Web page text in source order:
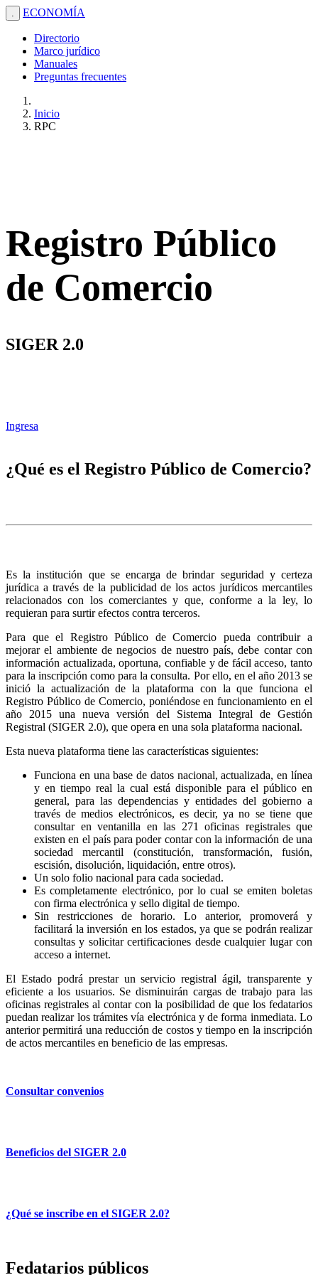
. ECONOMÍA
Directorio
Marco jurídico
Manuales
Preguntas frecuentes
Inicio
RPC
Registro Público
de Comercio
SIGER 2.0
Ingresa
¿Qué es el Registro Público de Comercio?
Es la institución que se encarga de brindar seguridad y certeza
jurídica a través de la publicidad de los actos jurídicos mercantiles
relacionados con los comerciantes y que, conforme a la ley, lo
requieran para surtir efectos contra terceros.
Para que el Registro Público de Comercio pueda contribuir a
mejorar el ambiente de negocios de nuestro país, debe contar con
información actualizada, oportuna, confiable y de fácil acceso, tanto
para la inscripción como para la consulta. Por ello, en el año 2013 se
inició la actualización de la plataforma con la que funciona el
Registro Público de Comercio, poniéndose en funcionamiento en el
año 2015 una nueva versión del Sistema Integral de Gestión
Registral (SIGER 2.0), que opera en una sola plataforma nacional.
Esta nueva plataforma tiene las características siguientes:
Funciona en una base de datos nacional, actualizada, en línea
y en tiempo real la cual está disponible para el público en
general, para las dependencias y entidades del gobierno a
través de medios electrónicos, es decir, ya no se tiene que
consultar en ventanilla en las 271 oficinas registrales que
existen en el país para poder contar con la información de una
sociedad mercantil (constitución, transformación, fusión,
escisión, disolución, liquidación, entre otros).
Un solo folio nacional para cada sociedad.
Es completamente electrónico, por lo cual se emiten boletas
con firma electrónica y sello digital de tiempo.
Sin restricciones de horario. Lo anterior, promoverá y
facilitará la inversión en los estados, ya que se podrán realizar
consultas y solicitar certificaciones desde cualquier lugar con
acceso a internet.
El Estado podrá prestar un servicio registral ágil, transparente y
eficiente a los usuarios. Se disminuirán cargas de trabajo para las
oficinas registrales al contar con la posibilidad de que los fedatarios
puedan realizar los trámites vía electrónica y de forma inmediata. Lo
anterior permitirá una reducción de costos y tiempo en la inscripción
de actos mercantiles en beneficio de las empresas.
Consultar convenios
Beneficios del SIGER 2.0
¿Qué se inscribe en el SIGER 2.0?
Fedatarios públicos